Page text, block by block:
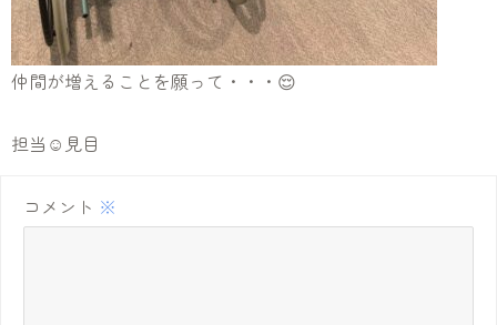
仲間が増えることを願って・・・😌
担当☺見目
コメント ※